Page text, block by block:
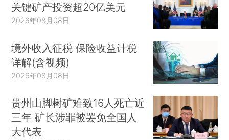
关键矿产投资超20亿美元
2026年08月08日
境外收入征税 保险收益计税
详解(含视频)
2026年08月08日
贵州山脚树矿难致16人死亡近
三年 矿长涉罪被罢免全国人
大代表